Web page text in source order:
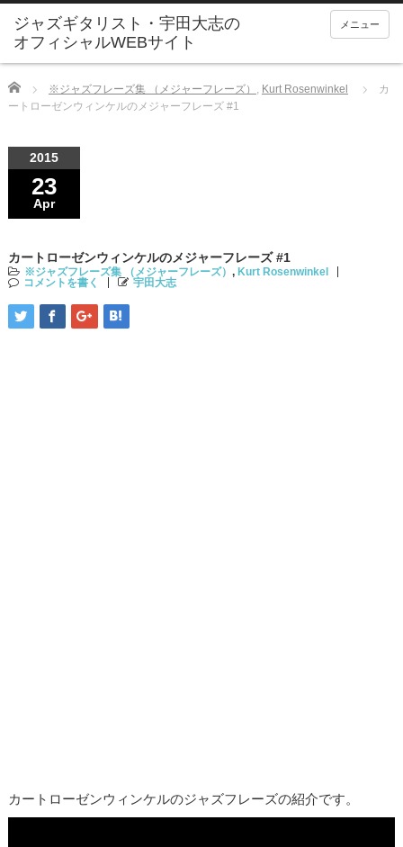
ジャズギタリスト・宇田大志の
オフィシャルWEBサイト
メニュー
Home ※ジャズフレーズ集 （メジャーフレーズ） , Kurt Rosenwinkel
カ
ートローゼンウィンケルのメジャーフレーズ #1
2015
23
Apr
カートローゼンウィンケルのメジャーフレーズ #1
※ジャズフレーズ集 （メジャーフレーズ） , Kurt Rosenwinkel
コメントを書く
宇田大志
カートローゼンウィンケルのジャズフレーズの紹介です。